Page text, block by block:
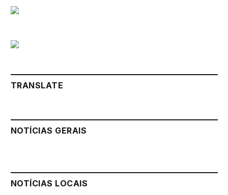
TRANSLATE
NOTÍCIAS GERAIS
NOTÍCIAS LOCAIS